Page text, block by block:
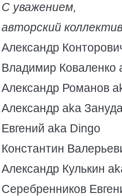
С уважением,
авторский
Александр
Владимир Коваленко
Александр Романов
Александр aka
Евгений aka Dingo
Константин
Александр Кулькин
Серебренников